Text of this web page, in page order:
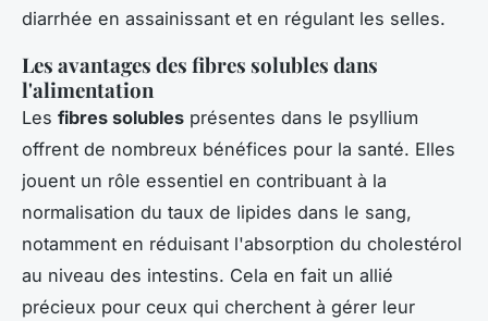
diarrhée en assainissant et en régulant les selles.
Les avantages des fibres solubles dans
l'alimentation
Les fibres solubles présentes dans le psyllium
offrent de nombreux bénéfices pour la santé. Elles
jouent un rôle essentiel en contribuant à la
normalisation du taux de lipides dans le sang,
notamment en réduisant l'absorption du cholestérol
au niveau des intestins. Cela en fait un allié
précieux pour ceux qui cherchent à gérer leur